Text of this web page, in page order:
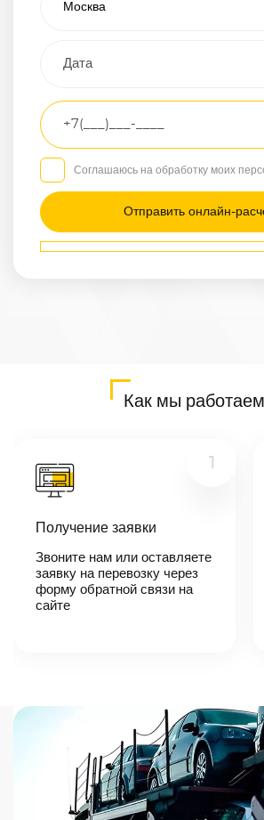
Грузовой
Другое
Транспортное
средство
Седан
/
Маршрут
Могилёв —
В течении 10
логист
вами,
согласует
детали
автоперевозки,
назовет
Соглашаюсь на обработку моих
Как мы
1
Получение заявки
Звоните нам или оставляете
заявку на перевозку через
форму обратной связи на
сайте